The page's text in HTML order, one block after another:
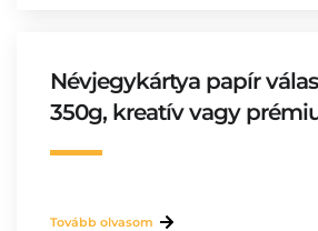
Névjegykártya papír
350g, kreatív vagy
Tovább olvasom